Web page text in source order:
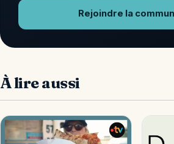
Rejoindre la
À lire aussi